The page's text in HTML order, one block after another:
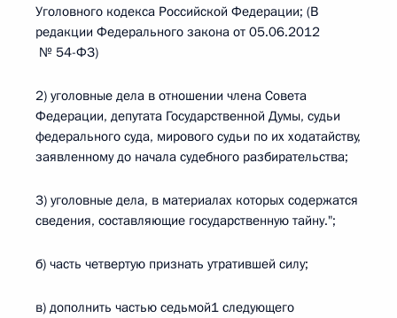
Уголовного кодекса Российской Федерации; (В
редакции Федерального закона от 05.06.2012
№ 54-ФЗ)
2) уголовные дела в отношении члена Совета
Федерации, депутата Государственной Думы, судьи
федерального суда, мирового судьи по их ходатайству,
заявленному до начала судебного разбирательства;
3) уголовные дела, в материалах которых содержатся
сведения, составляющие государственную тайну.";
б) часть четвертую признать утратившей силу;
в) дополнить частью седьмой1 следующего